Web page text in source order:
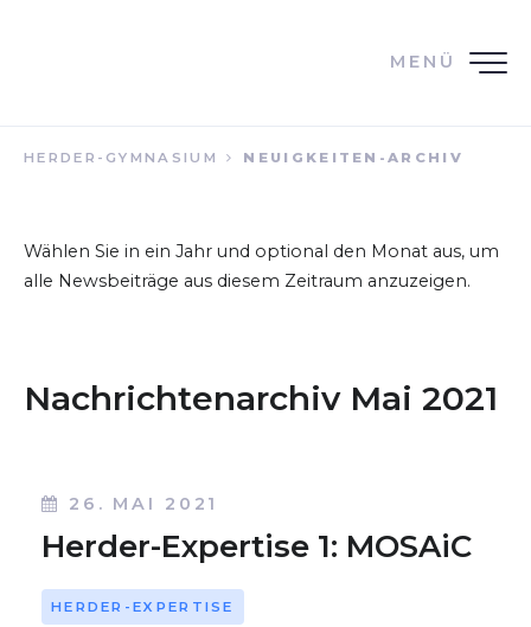
MENÜ
HERDER-GYMNASIUM NEUIGKEITEN-ARCHIV
Wählen Sie in ein Jahr und optional den Monat aus, um
alle Newsbeiträge aus diesem Zeitraum anzuzeigen.
Nachrichtenarchiv Mai 2021
26. MAI 2021
Herder-Expertise 1: MOSAiC
HERDER-EXPERTISE